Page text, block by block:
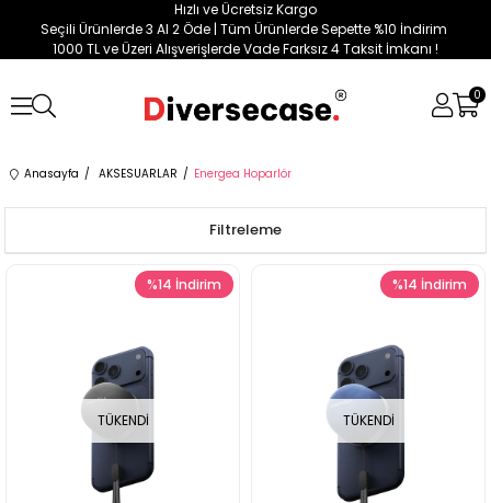
Hızlı ve Ücretsiz Kargo
Seçili Ürünlerde 3 Al 2 Öde | Tüm Ürünlerde Sepette %10 İndirim
1000 TL ve Üzeri Alışverişlerde Vade Farksız 4 Taksit İmkanı !
0
Anasayfa AKSESUARLAR Energea Hoparlör
Filtreleme
TÜKENDI
%14 İndirim
TÜKENDI
%14 İndirim